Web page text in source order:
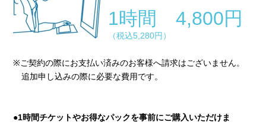
1時間 4,800円
（税込5,280円）
※ご契約の際にお支払い済みのお客様へ請求はございません。
追加申し込みの際に必要な費用です。
●1時間チケットやお得なパックを事前にご購入いただけま